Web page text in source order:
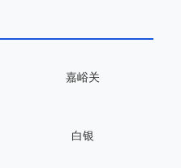
嘉峪关
白银